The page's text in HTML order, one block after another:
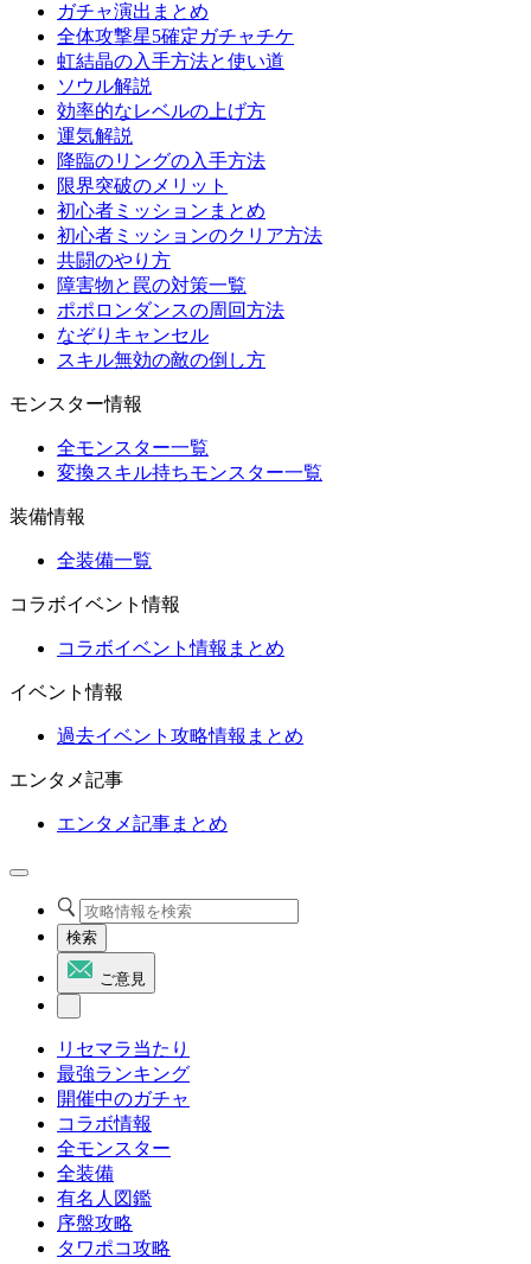
ガチャ演出まとめ
全体攻撃星5確定ガチャチケ
虹結晶の入手方法と使い道
ソウル解説
効率的なレベルの上げ方
運気解説
降臨のリングの入手方法
限界突破のメリット
初心者ミッションまとめ
初心者ミッションのクリア方法
共闘のやり方
障害物と罠の対策一覧
ポポロンダンスの周回方法
なぞりキャンセル
スキル無効の敵の倒し方
モンスター情報
全モンスター一覧
変換スキル持ちモンスター一覧
装備情報
全装備一覧
コラボイベント情報
コラボイベント情報まとめ
イベント情報
過去イベント攻略情報まとめ
エンタメ記事
エンタメ記事まとめ
検索
ご意見
リセマラ当たり
最強ランキング
開催中のガチャ
コラボ情報
全モンスター
全装備
有名人図鑑
序盤攻略
タワポコ攻略